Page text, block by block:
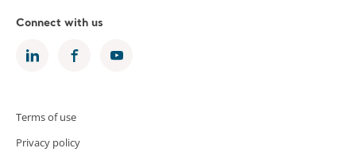
Connect with us
Terms of use
Privacy policy